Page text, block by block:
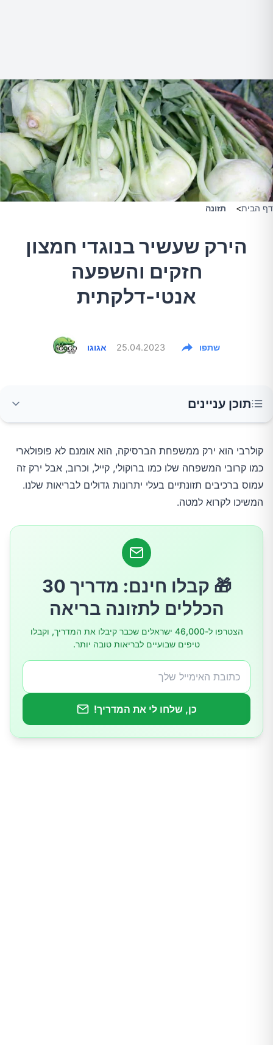
דף הבית> תזונה
הירק שעשיר בנוגדי חמצון
חזקים והשפעה
אנטי-דלקתית
אגוגו 25.04.2023 שתפו
תוכן עניינים
עמוס בנוגדי חמצון
עשיר בחומרים מזינים (אבל דל קלוריות)
חיזוק המערכת החיסונית
תמיכה בבריאות הלב
קולרבי הוא ירק ממשפחת הברסיקה, הוא אומנם לא פופולארי
כמו קרובי המשפחה שלו כמו ברוקולי, קייל, וכרוב, אבל ירק זה
עמוס ברכיבים תזונתיים בעלי יתרונות גדולים לבריאות שלנו.
המשיכו לקרוא למטה.
🎁 קבלו חינם: מדריך 30
הכללים לתזונה בריאה
הצטרפו ל-46,000 ישראלים שכבר קיבלו את המדריך, וקבלו
טיפים שבועיים לבריאות טובה יותר.
כן, שלחו לי את המדריך!